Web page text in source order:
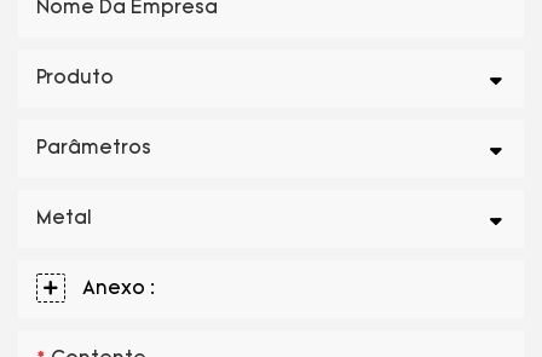
Nome Da Empresa
Produto
Parâmetros
Metal
Anexo :